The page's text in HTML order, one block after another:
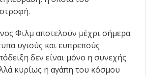
Φιλμ αποτελούν μέχρι σήμερα
υγιούς και ευπρεπούς
δεν είναι μόνο η συνεχής
κυρίως η αγάπη του κόσμου